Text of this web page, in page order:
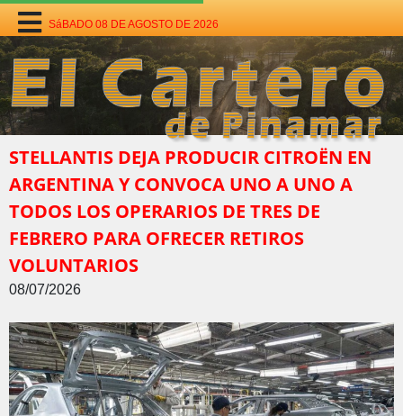
SáBADO 08 DE AGOSTO DE 2026
STELLANTIS DEJA PRODUCIR CITROËN EN
ARGENTINA Y CONVOCA UNO A UNO A
TODOS LOS OPERARIOS DE TRES DE
FEBRERO PARA OFRECER RETIROS
VOLUNTARIOS
08/07/2026